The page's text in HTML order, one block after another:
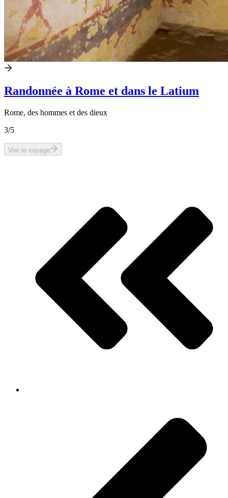
Randonnée à Rome et dans le Latium
Rome, des hommes et des dieux
3/5
Voir le voyage